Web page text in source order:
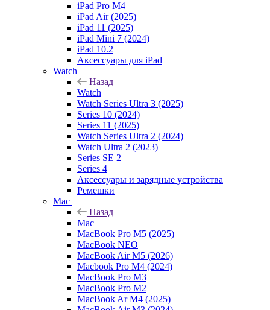
iPad Pro M4
iPad Air (2025)
iPad 11 (2025)
iPad Mini 7 (2024)
iPad 10.2
Аксессуары для iPad
Watch
Назад
Watch
Watch Series Ultra 3 (2025)
Series 10 (2024)
Series 11 (2025)
Watch Series Ultra 2 (2024)
Watch Ultra 2 (2023)
Series SE 2
Series 4
Аксессуары и зарядные устройства
Ремешки
Mac
Назад
Mac
MacBook Pro M5 (2025)
MacBook NEO
MacBook Air M5 (2026)
Macbook Pro M4 (2024)
MacBook Pro M3
MacBook Pro M2
MacBook Ar M4 (2025)